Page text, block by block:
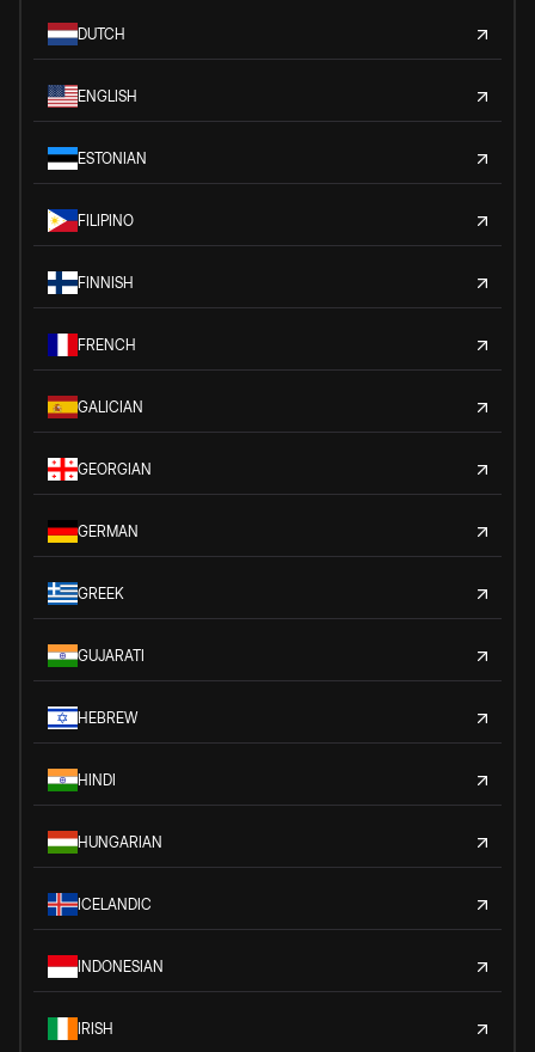
DUTCH
ENGLISH
ESTONIAN
FILIPINO
FINNISH
FRENCH
GALICIAN
GEORGIAN
GERMAN
GREEK
GUJARATI
HEBREW
HINDI
HUNGARIAN
ICELANDIC
INDONESIAN
IRISH